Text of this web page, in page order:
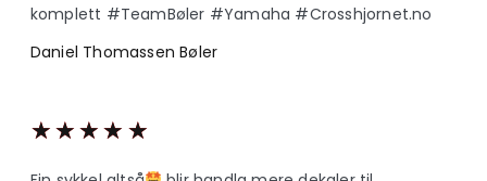
komplett #TeamBøler #Yamaha #Crosshjornet.no
Daniel Thomassen Bøler
★ ★ ★ ★ ★